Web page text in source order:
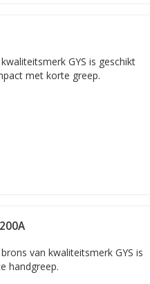
GYS is geschikt
met korte greep.
van kwaliteitsmerk GYS is
handgreep.